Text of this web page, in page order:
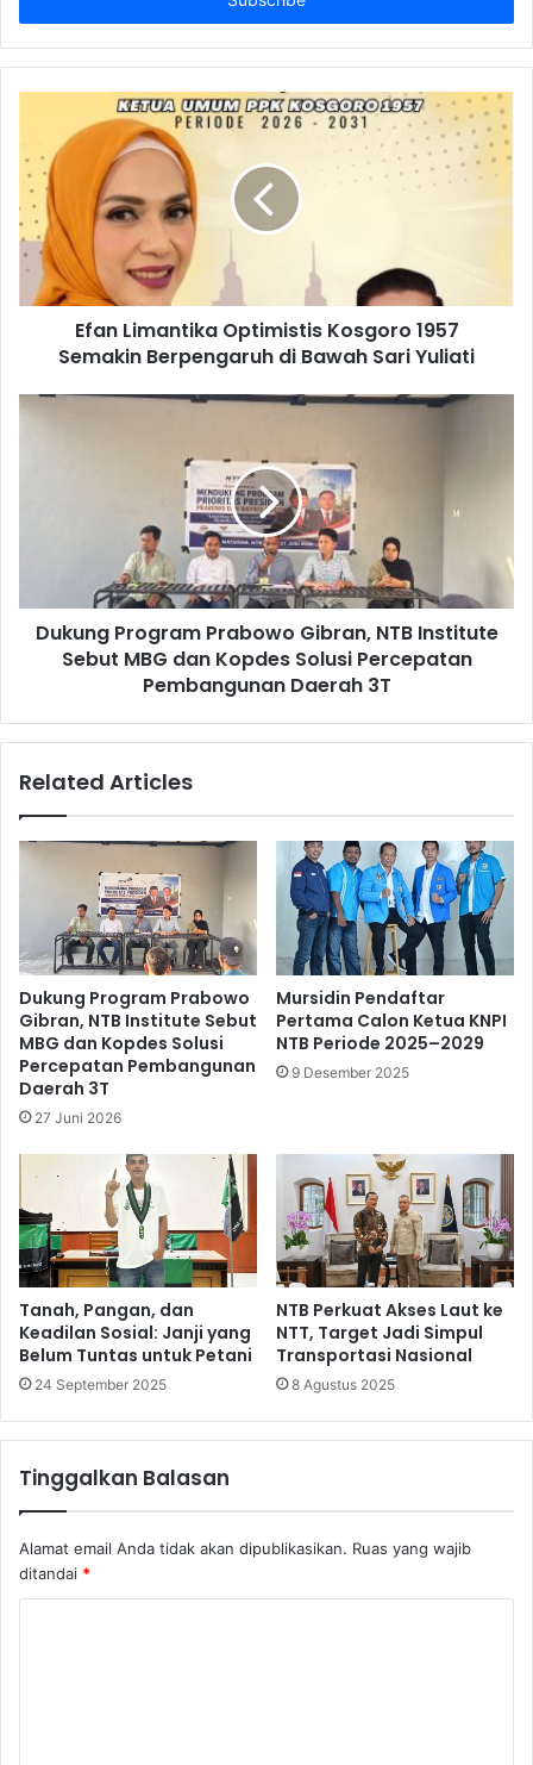
Efan Limantika Optimistis Kosgoro 1957
Semakin Berpengaruh di Bawah Sari Yuliati
Dukung Program Prabowo Gibran, NTB Institute
Sebut MBG dan Kopdes Solusi Percepatan
Pembangunan Daerah 3T
Related Articles
Dukung Program Prabowo
Gibran, NTB Institute Sebut
MBG dan Kopdes Solusi
Percepatan Pembangunan
Daerah 3T
27 Juni 2026
Mursidin Pendaftar
Pertama Calon Ketua KNPI
NTB Periode 2025–2029
9 Desember 2025
Tanah, Pangan, dan
Keadilan Sosial: Janji yang
Belum Tuntas untuk Petani
24 September 2025
NTB Perkuat Akses Laut ke
NTT, Target Jadi Simpul
Transportasi Nasional
8 Agustus 2025
Tinggalkan Balasan
Alamat email Anda tidak akan dipublikasikan. Ruas yang wajib
ditandai *